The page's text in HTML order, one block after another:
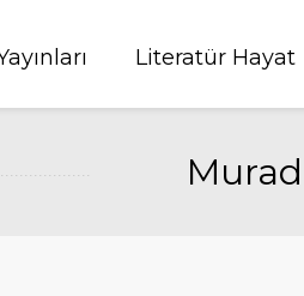
Literatür Hayat